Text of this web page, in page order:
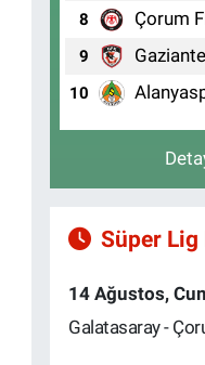
8 Çorum
9
10
Süper
14 Ağustos,
Galatasaray -